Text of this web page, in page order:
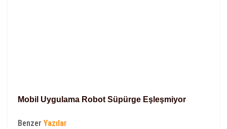
Mobil Uygulama Robot Süpürge Eşleşmiyor
Benzer Yazılar